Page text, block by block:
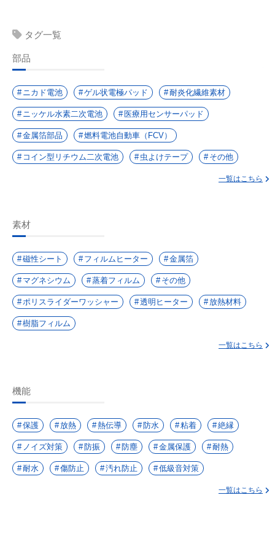
タグ一覧
部品
ニカド電池 ゲル状電極パッド 耐炎化繊維素材
ニッケル水素二次電池 医療用センサーパッド
金属箔部品 燃料電池自動車（FCV）
コイン型リチウム二次電池 虫よけテープ その他
一覧はこちら
素材
磁性シート フィルムヒーター 金属箔
マグネシウム 蒸着フィルム その他
ポリスライダーワッシャー 透明ヒーター 放熱材料
樹脂フィルム
一覧はこちら
機能
保護 放熱 熱伝導 防水 粘着 絶縁
ノイズ対策 防振 防塵 金属保護 耐熱
耐水 傷防止 汚れ防止 低級音対策
一覧はこちら